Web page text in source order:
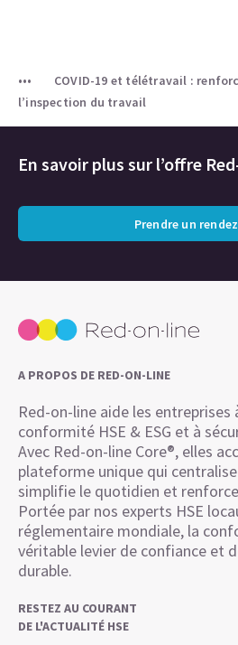
COVID-19 et télétravail :
l’inspection du travail
En savoir plus sur l’offre
Prendre un
A PROPOS DE RED-ON-LINE
Red-on-line aide les entreprises
conformité HSE & ESG et à
Avec Red-on-line Core®, elles
plateforme unique qui
simplifie le quotidien et
Portée par nos experts HSE
réglementaire mondiale, la
véritable levier de confiance et
durable.
RESTEZ AU COURANT
DE L'ACTUALITÉ HSE